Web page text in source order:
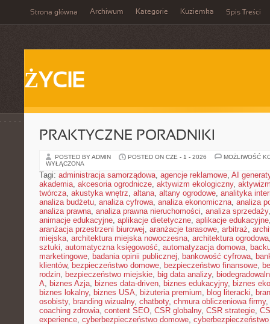
Strona główna Archiwum Kategorie Kuziemka Spis Treści
ŻYCIE
PRAKTYCZNE PORADNIKI
POSTED BY ADMIN POSTED ON CZE - 1 - 2026
MOŻLIWOŚĆ
WYŁĄCZONA
Tagi: administracja samorządowa, agencje reklamowe, AI
akademia, akcesoria ogrodnicze, aktywizm ekologiczny,
twórcza, akustyka wnętrz, altana, altany ogrodowe, analityka
analiza budżetu, analiza cyfrowa, analiza ekonomiczna, analiza
analiza prawna, analiza prawna nieruchomości, analiza sprzedaży
animacje edukacyjne, aplikacje dietetyczne, aplikacje edukacyjne
aranżacja przestrzeni biurowej, aranżacje tarasowe, arbitraż,
miejska, architektura miejska nowoczesna, architektura ogrodowa
sztuki, automatyczna księgowość, automatyzacja domowa,
marketingowe, badania opinii publicznej, bankowość cyfrowa,
klientów, bezpieczeństwo domowe, bezpieczeństwo finansowe,
rodzin, bezpieczeństwo miejskie, big data analizy,
A, biznes Azja, biznes data-driven, biznes edukacyjny, biznes
biznes lokalny, biznes USA, biżuteria premium, blog literacki,
osobisty, branding wizualny, chatboty, chmura obliczeniowa firmy,
coaching zdrowia, content SEO, CSR globalny, CSR strategie,
experience, cyberbezpieczeństwo domowe,